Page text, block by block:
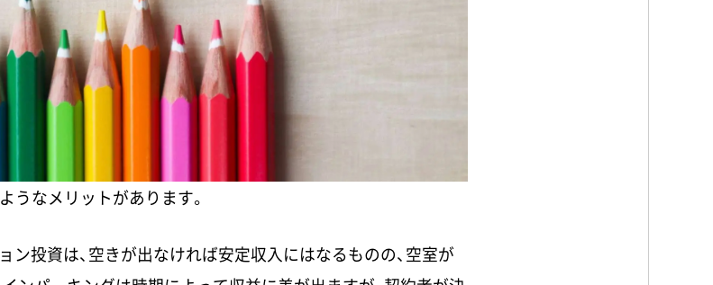
うなメリットがあります。
ン投資は、空きが出なければ安定収入にはなるものの、空室が